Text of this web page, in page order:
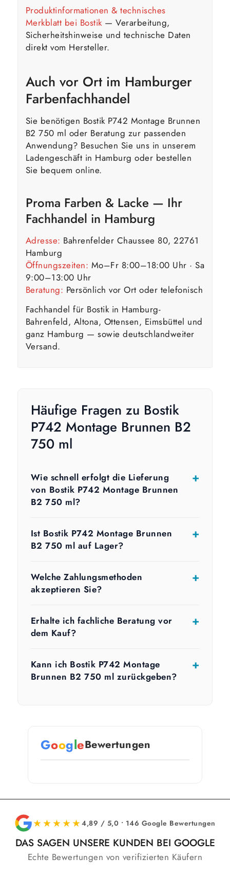
Produktinformationen & technisches
Merkblatt bei Bostik— Verarbeitung,
Sicherheitshinweise und technische Daten
direkt vom Hersteller.
Auch vor Ort im Hamburger
Farbenfachhandel
Sie benötigen Bostik P742 Montage Brunnen
B2 750 ml oder Beratung zur passenden
Anwendung? Besuchen Sie uns in unserem
Ladengeschäft in Hamburg oder bestellen
Sie bequem online.
Proma Farben & Lacke — Ihr
Fachhandel in Hamburg
Adresse: Bahrenfelder Chaussee 80, 22761
Hamburg
Öffnungszeiten: Mo–Fr 8:00–18:00 Uhr · Sa
9:00–13:00 Uhr
Beratung: Persönlich vor Ort oder telefonisch
Fachhandel für Bostik in Hamburg-
Bahrenfeld, Altona, Ottensen, Eimsbüttel und
ganz Hamburg — sowie deutschlandweiter
Versand.
Häufige Fragen zu Bostik
P742 Montage Brunnen B2
750 ml
Wie schnell erfolgt die Lieferung
von Bostik P742 Montage Brunnen
B2 750 ml?
Ist Bostik P742 Montage Brunnen
B2 750 ml auf Lager?
Welche Zahlungsmethoden
akzeptieren Sie?
Erhalte ich fachliche Beratung vor
dem Kauf?
Kann ich Bostik P742 Montage
Brunnen B2 750 ml zurückgeben?
GoogleBewertungen
★★★★★4,89 / 5,0 • 146 Google Bewertungen
DAS SAGEN UNSERE KUNDEN BEI GOOGLE
Echte Bewertungen von verifizierten Käufern